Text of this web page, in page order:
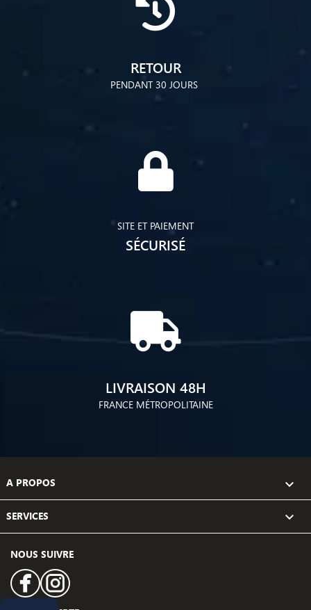
RETOUR
PENDANT 30 JOURS
SITE ET PAIEMENT
SÉCURISÉ
LIVRAISON 48H
FRANCE MÉTROPOLITAINE
A PROPOS 
SERVICES 
NOUS SUIVRE
FacebookInstagram